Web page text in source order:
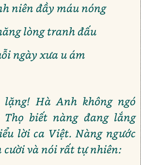
niên đầy máu nóng
lòng tranh đấu
ngày xưa u ám
lặng! Hà Anh không ngó
Thọ biết nàng đang lắng
lời ca Việt. Nàng ngước
cười và nói rất tự nhiên: